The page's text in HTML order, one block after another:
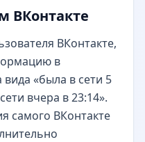
ВКонтакте
ВКонтакте,
в
вида «была в сети 5
вчера в 23:14».
самого ВКонтакте